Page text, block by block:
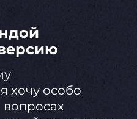
хочу особо
вопросах